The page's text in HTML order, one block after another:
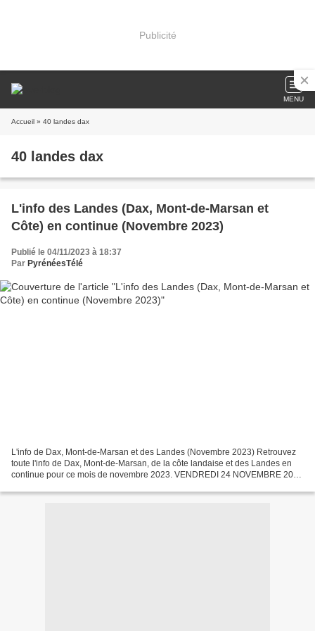
Publicité
MENU
Accueil » 40 landes dax
40 landes dax
L'info des Landes (Dax, Mont-de-Marsan et
Côte) en continue (Novembre 2023)
Publié le 04/11/2023 à 18:37
Par PyrénéesTélé
L'info de Dax, Mont-de-Marsan et des Landes (Novembre 2023) Retrouvez
toute l'info de Dax, Mont-de-Marsan, de la côte landaise et des Landes en
continue pour ce mois de novembre 2023. VENDREDI 24 NOVEMBRE 2023